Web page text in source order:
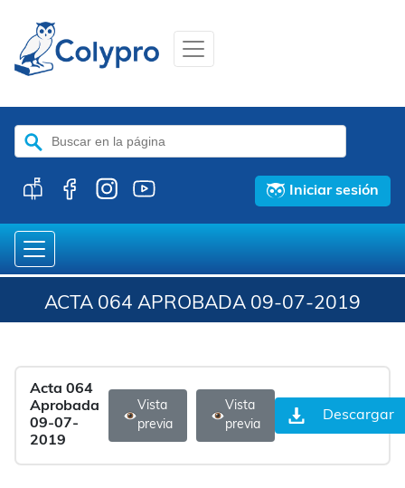
Buscar:
Iniciar sesión
ACTA 064 APROBADA 09-07-2019
Acta 064
Aprobada
09-07-
2019
Vista
previa
Vista
previa
Descargar